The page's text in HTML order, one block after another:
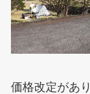
価格改定があ